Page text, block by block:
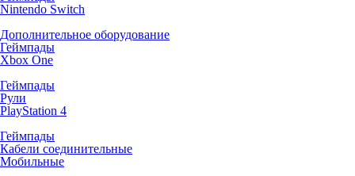
Nintendo Switch
Дополнительное оборудование
Геймпады
Xbox One
Геймпады
Рули
PlayStation 4
Геймпады
Кабели соединительные
Мобильные